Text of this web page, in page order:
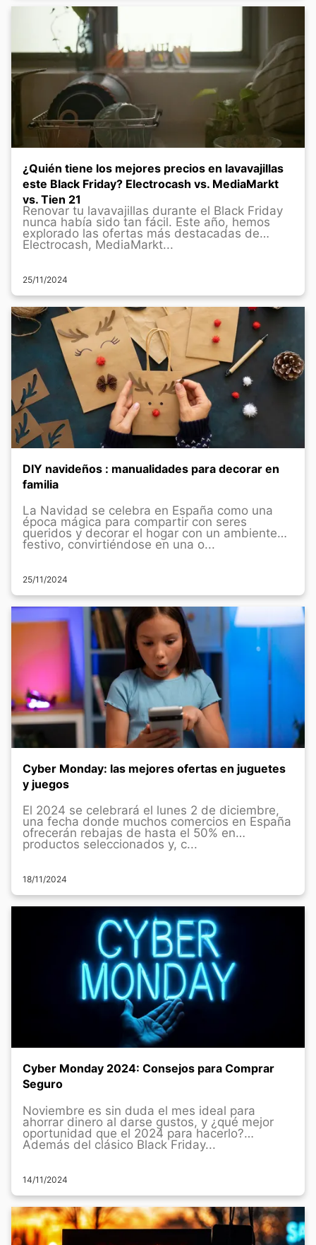
¿Quién tiene los mejores precios en lavavajillas
este Black Friday? Electrocash vs. MediaMarkt
vs. Tien 21
Renovar tu lavavajillas durante el Black Friday
nunca había sido tan fácil. Este año, hemos
explorado las ofertas más destacadas de
Electrocash, MediaMarkt...
25/11/2024
DIY navideños : manualidades para decorar en
familia
La Navidad se celebra en España como una
época mágica para compartir con seres
queridos y decorar el hogar con un ambiente
festivo, convirtiéndose en una o...
25/11/2024
Cyber Monday: las mejores ofertas en juguetes
y juegos
El 2024 se celebrará el lunes 2 de diciembre,
una fecha donde muchos comercios en España
ofrecerán rebajas de hasta el 50% en
productos seleccionados y, c...
18/11/2024
Cyber Monday 2024: Consejos para Comprar
Seguro
Noviembre es sin duda el mes ideal para
ahorrar dinero al darse gustos, y ¿qué mejor
oportunidad que el 2024 para hacerlo?
Además del clásico Black Friday...
14/11/2024